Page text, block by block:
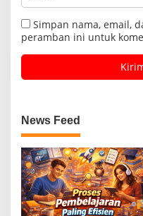
Simpan nama, email,
peramban ini untuk
News Feed